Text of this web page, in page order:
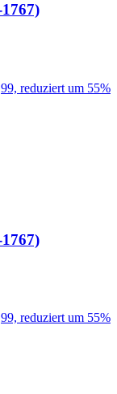
reduziert um 55%
reduziert um 55%